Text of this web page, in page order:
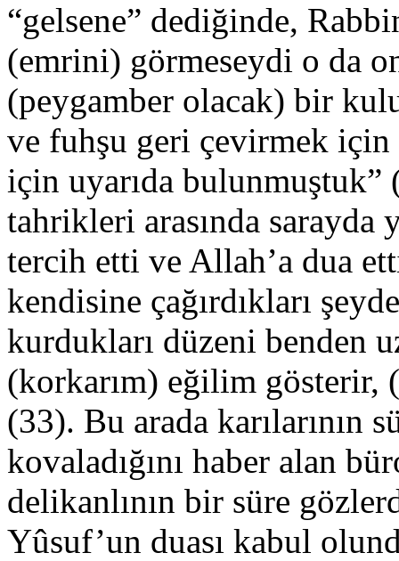
“gelsene” dediğinde,
(emrini) görmeseydi o da
(peygamber olacak) bir
ve fuhşu geri çevirmek
için uyarıda bulunmuştuk”
tahrikleri arasında sarayda
tercih etti ve Allah’a dua
kendisine çağırdıkları
kurdukları düzeni benden
(korkarım) eğilim gösterir,
(33). Bu arada karılarının
kovaladığını haber alan
delikanlının bir süre
Yûsuf’un duası kabul